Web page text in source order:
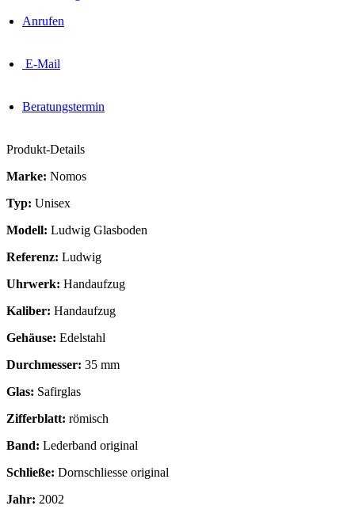
Anrufen
E-Mail
Beratungstermin
Produkt-Details
Marke: Nomos
Typ: Unisex
Modell: Ludwig Glasboden
Referenz: Ludwig
Uhrwerk: Handaufzug
Kaliber: Handaufzug
Gehäuse: Edelstahl
Durchmesser: 35 mm
Glas: Safirglas
Zifferblatt: römisch
Band: Lederband original
Schließe: Dornschliesse original
Jahr: 2002